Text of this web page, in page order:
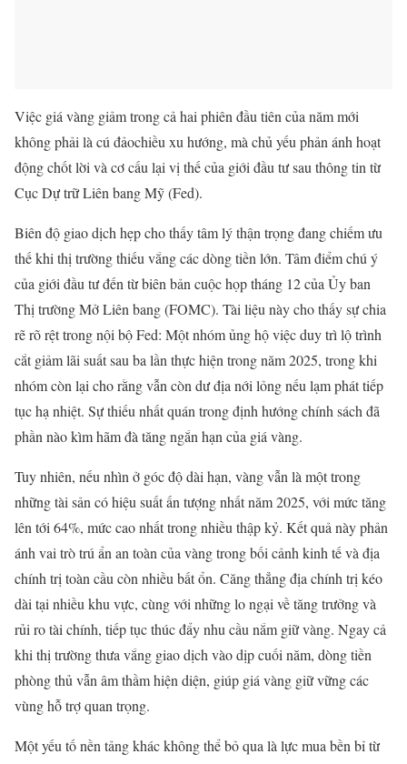
Việc giá vàng giảm trong cả hai phiên đầu tiên của năm mới
không phải là cú đảochiều xu hướng, mà chủ yếu phản ánh hoạt
động chốt lời và cơ cấu lại vị thế của giới đầu tư sau thông tin từ
Cục Dự trữ Liên bang Mỹ (Fed).
Biên độ giao dịch hẹp cho thấy tâm lý thận trọng đang chiếm ưu
thế khi thị trường thiếu vắng các dòng tiền lớn. Tâm điểm chú ý
của giới đầu tư đến từ biên bản cuộc họp tháng 12 của Ủy ban
Thị trường Mở Liên bang (FOMC). Tài liệu này cho thấy sự chia
rẽ rõ rệt trong nội bộ Fed: Một nhóm ủng hộ việc duy trì lộ trình
cắt giảm lãi suất sau ba lần thực hiện trong năm 2025, trong khi
nhóm còn lại cho rằng vẫn còn dư địa nới lỏng nếu lạm phát tiếp
tục hạ nhiệt. Sự thiếu nhất quán trong định hướng chính sách đã
phần nào kìm hãm đà tăng ngắn hạn của giá vàng.
Tuy nhiên, nếu nhìn ở góc độ dài hạn, vàng vẫn là một trong
những tài sản có hiệu suất ấn tượng nhất năm 2025, với mức tăng
lên tới 64%, mức cao nhất trong nhiều thập kỷ. Kết quả này phản
ánh vai trò trú ẩn an toàn của vàng trong bối cảnh kinh tế và địa
chính trị toàn cầu còn nhiều bất ổn. Căng thẳng địa chính trị kéo
dài tại nhiều khu vực, cùng với những lo ngại về tăng trưởng và
rủi ro tài chính, tiếp tục thúc đẩy nhu cầu nắm giữ vàng. Ngay cả
khi thị trường thưa vắng giao dịch vào dịp cuối năm, dòng tiền
phòng thủ vẫn âm thầm hiện diện, giúp giá vàng giữ vững các
vùng hỗ trợ quan trọng.
Một yếu tố nền tảng khác không thể bỏ qua là lực mua bền bỉ từ